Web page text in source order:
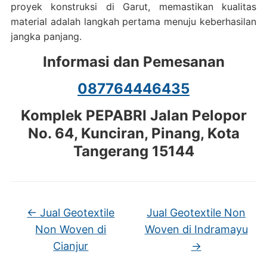
proyek konstruksi di Garut, memastikan kualitas
material adalah langkah pertama menuju keberhasilan
jangka panjang.
Informasi dan Pemesanan
087764446435
Komplek PEPABRI Jalan Pelopor
No. 64, Kunciran, Pinang, Kota
Tangerang 15144
← Jual Geotextile
Non Woven di
Cianjur
Jual Geotextile Non
Woven di Indramayu
→